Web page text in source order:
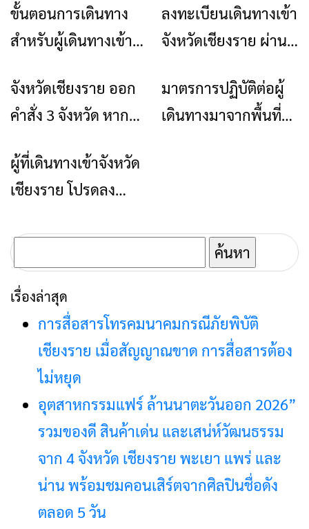
ข่าวเชียงราย
ขั้นตอนการเดินทาง
สำหรับผู้เดินทางเข้า
ข่าวเชียงราย
ลงทะเบียนเดินทางเข้า
จังหวัดเชียงราย ผ่าน
ข่าวเชียงราย
จังหวัดเชียงราย ออก
คำสั่ง 3 จังหวัด หาก
ตรวจเชื้อโควิด
ข่าวเชียงราย
มาตรการปฏิบัติต่อผู้
เดินทางมาจากพื้นที่
ข่าวเชียงราย
ผู้ที่เดินทางเข้าจังหวัด
เชียงราย โปรดลง
เชียงรายสวัสดี
ค้นหา
สำหรับ:
เรื่องล่าสุด
การสื่อสารโทรคมนาคมกรณีภัยพิบัติ
เชียงราย เมื่อสัญญาณขาด การสื่อสารต้อง
ไม่หยุด
อุตสาหกรรมแฟร์ ล้านนาตะวันออก 2026”
รวมของดี สินค้าเด่น และเสน่ห์วัฒนธรรม
จาก 4 จังหวัด เชียงราย พะเยา แพร่ และ
น่าน พร้อมชมคอนเสิร์ตจากศิลปินชื่อดัง
ตลอด 5 วัน